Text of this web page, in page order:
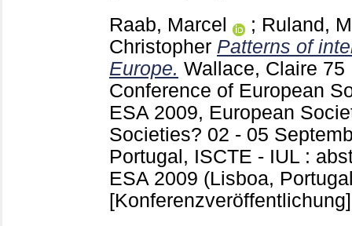
Raab, Marcel
; Ruland,
Christopher Patterns of
Europe. Wallace, Claire 75
Conference of European
ESA 2009, European
Societies? 02 - 05
Portugal, ISCTE - IUL :
ESA 2009 (Lisboa,
[Konferenzveröffentlichung]